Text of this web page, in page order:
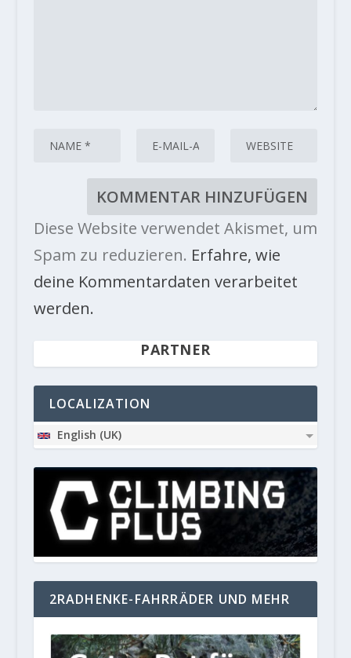
Diese Website verwendet Akismet, um
Spam zu reduzieren. Erfahre, wie
deine Kommentardaten verarbeitet
werden.
PARTNER
LOCALIZATION
English (UK)
2RADHENKE-FAHRRÄDER UND MEHR